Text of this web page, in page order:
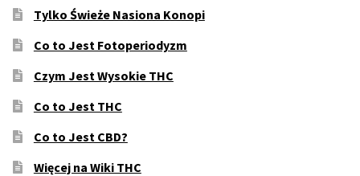
Tylko Świeże Nasiona Konopi
Co to Jest Fotoperiodyzm
Czym Jest Wysokie THC
Co to Jest THC
Co to Jest CBD?
Więcej na Wiki THC